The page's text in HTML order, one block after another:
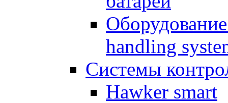
handling
Системы
Hawker smart